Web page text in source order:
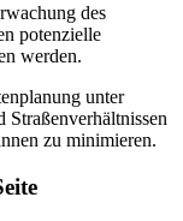
des
potenzielle
werden.
unter
zu minimieren.